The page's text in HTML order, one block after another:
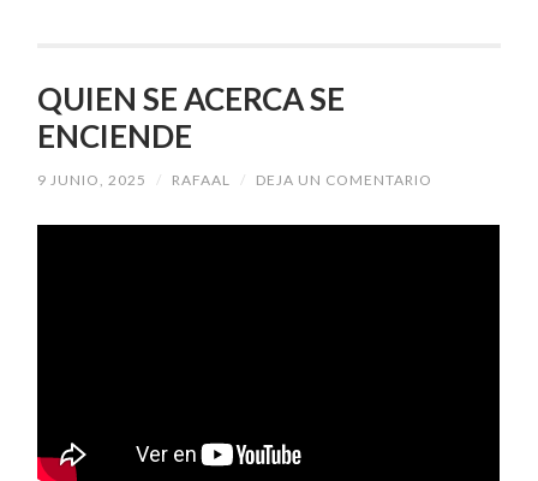
QUIEN SE ACERCA SE
ENCIENDE
9 JUNIO, 2025 / RAFAAL / DEJA UN COMENTARIO